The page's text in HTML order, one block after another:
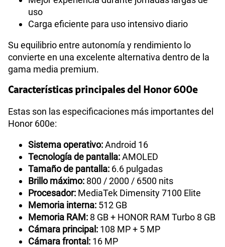
uso
Carga eficiente para uso intensivo diario
Su equilibrio entre autonomía y rendimiento lo
convierte en una excelente alternativa dentro de la
gama media premium.
Características principales del Honor 600e
Estas son las especificaciones más importantes del
Honor 600e:
Sistema operativo:Android 16
Tecnología de pantalla:AMOLED
Tamaño de pantalla: 6.6 pulgadas
Brillo máximo: 800 / 2000 / 6500 nits
Procesador: MediaTek Dimensity 7100 Elite
Memoria interna: 512 GB
Memoria RAM: 8 GB + HONOR RAM Turbo 8 GB
Cámara principal: 108 MP + 5 MP
Cámara frontal: 16 MP